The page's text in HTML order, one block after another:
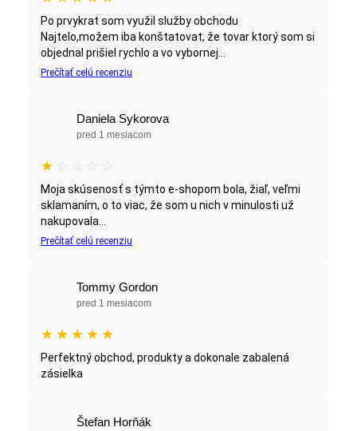
Po prvykrat som využil služby obchodu
Najtelo,možem iba konštatovat, že tovar ktorý som si
objednal prišiel rychlo a vo vybornej...
Prečítať celú recenziu
Daniela Sykorova
pred 1 mesiacom
★ ☆ ☆ ☆ ☆
Moja skúsenosť s týmto e-shopom bola, žiaľ, veľmi
sklamaním, o to viac, že som u nich v minulosti už
nakupovala...
Prečítať celú recenziu
Tommy Gordon
pred 1 mesiacom
★ ★ ★ ★ ★
Perfektný obchod, produkty a dokonale zabalená
zásielka
Štefan Horňák